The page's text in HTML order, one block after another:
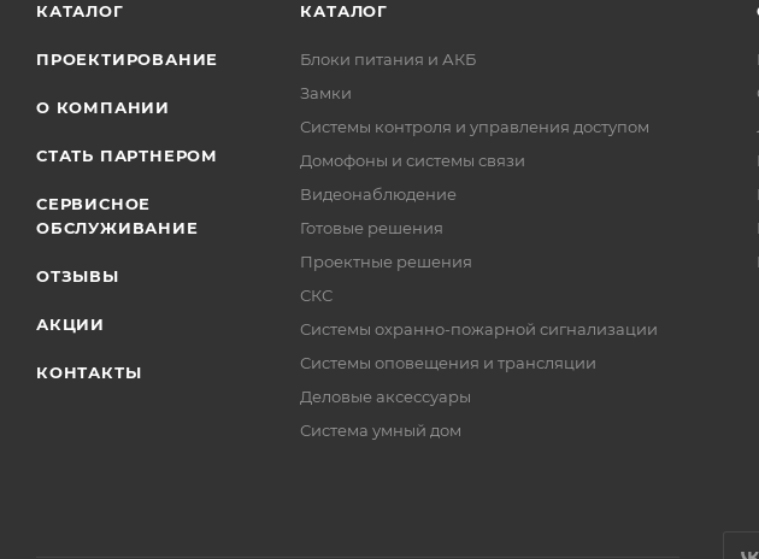
КАТАЛОГ
ПРОЕКТИРОВАНИЕ
О КОМПАНИИ
СТАТЬ ПАРТНЕРОМ
СЕРВИСНОЕ
ОБСЛУЖИВАНИЕ
ОТЗЫВЫ
АКЦИИ
КОНТАКТЫ
КАТАЛОГ
Блоки питания и АКБ
Замки
Системы контроля и управления доступом
Домофоны и системы связи
Видеонаблюдение
Готовые решения
Проектные решения
СКС
Системы охранно-пожарной сигнализации
Системы оповещения и трансляции
Деловые аксессуары
Система умный дом